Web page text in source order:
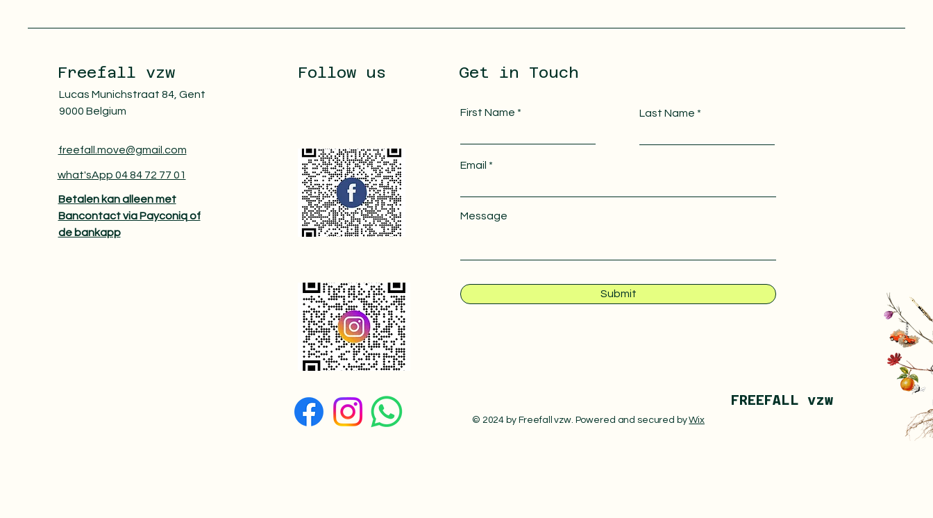
Freefall vzw
Lucas Munichstraat 84, Gent
9000 Belgium
freefall.move@gmail.com
what'sApp 04 84 72 77 01
Betalen kan alleen met
Bancontact via Payconiq of
de bankapp​
Follow us Get in Touch
First Name Last Name
Email
Message
Submit
FREEFALL vzw
© 2024 by Freefall vzw. Powered and secured byWix